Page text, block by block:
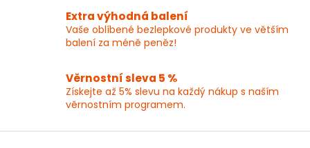
Extra výhodná balení
Vaše oblíbené bezlepkové produkty ve větším
balení za méně peněz!
Věrnostní sleva 5 %
Získejte až 5% slevu na každý nákup s naším
věrnostním programem.
Z